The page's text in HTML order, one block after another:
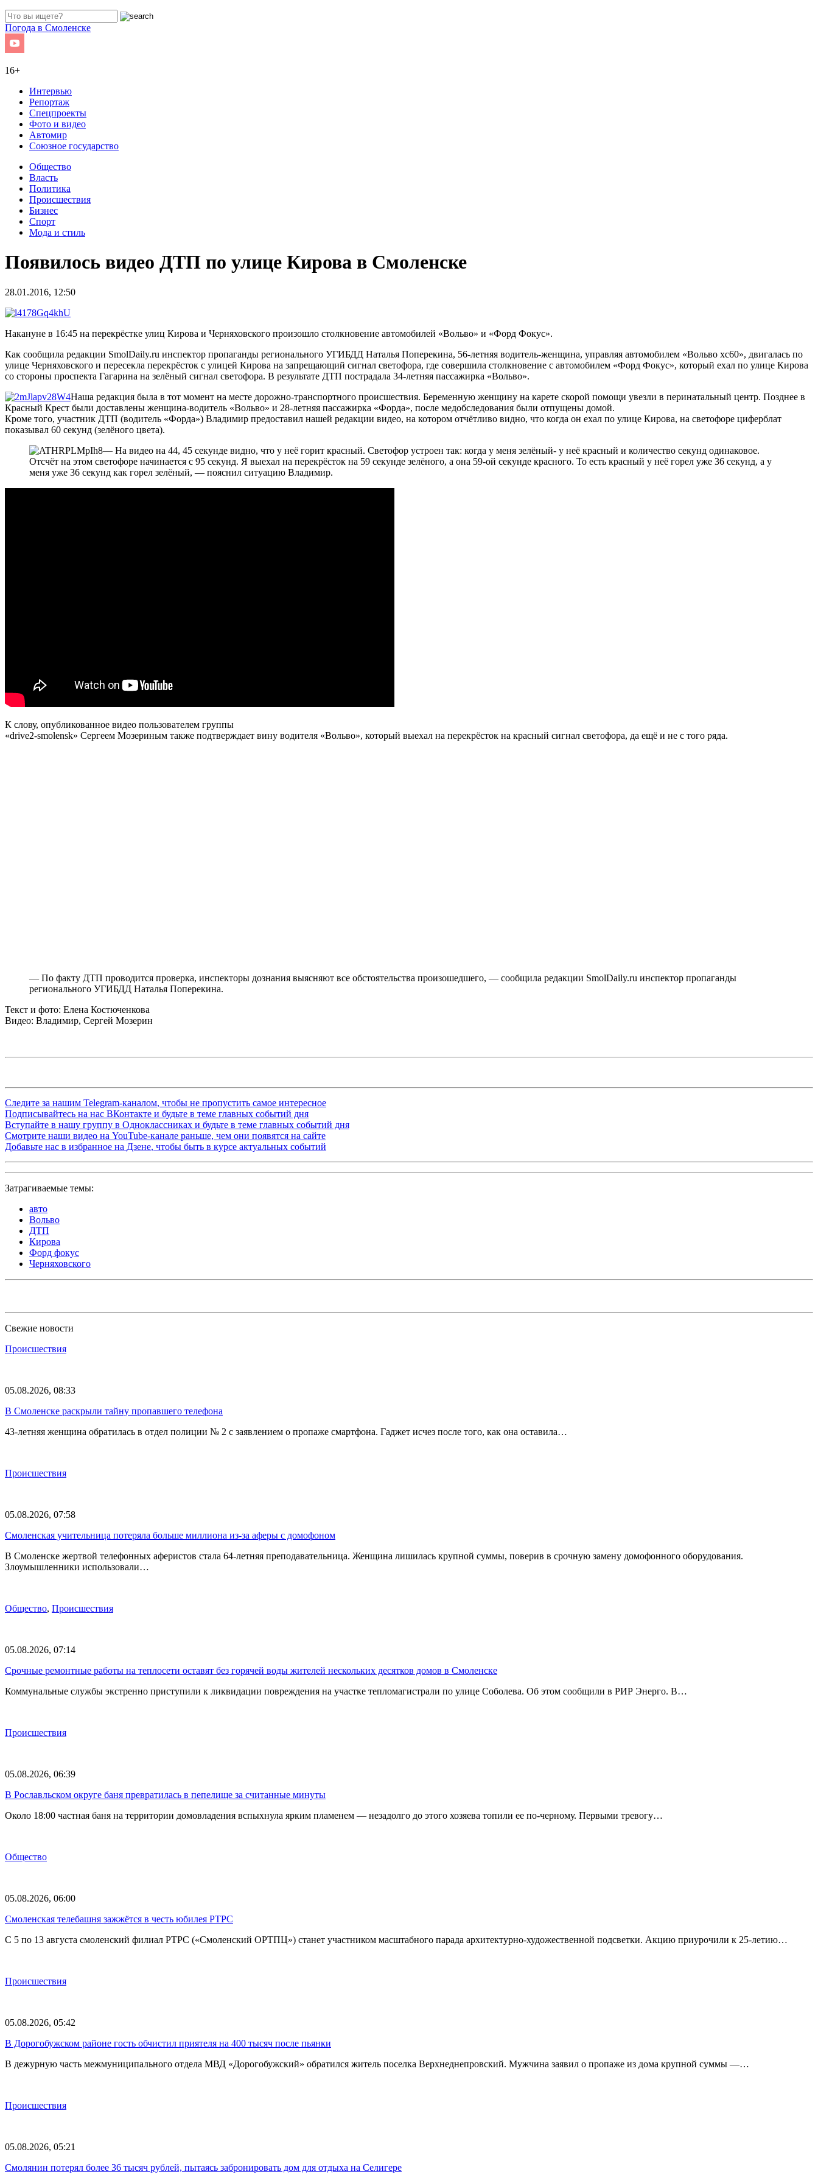
Погода в Смоленске
16+
Интервью
Репортаж
Спецпроекты
Фото и видео
Автомир
Союзное государство
Общество
Власть
Политика
Происшествия
Бизнес
Спорт
Мода и стиль
Появилось видео ДТП по улице Кирова в Смоленске
28.01.2016, 12:50
Накануне в 16:45 на перекрёстке улиц Кирова и Черняховского произошло столкновение автомобилей «Вольво» и «Форд Фокус».
Как сообщила редакции SmolDaily.ru инспектор пропаганды регионального УГИБДД Наталья Поперекина, 56-летняя водитель-женщина, управляя автомобилем «Вольво хс60», двигалась по
улице Черняховского и пересекла перекрёсток с улицей Кирова на запрещающий сигнал светофора, где совершила столкновение с автомобилем «Форд Фокус», который ехал по улице Кирова
со стороны проспекта Гагарина на зелёный сигнал светофора. В результате ДТП пострадала 34-летняя пассажирка «Вольво».
Наша редакция была в тот момент на месте дорожно-транспортного происшествия. Беременную женщину на карете скорой помощи увезли в перинатальный центр. Позднее в
Красный Крест были доставлены женщина-водитель «Вольво» и 28-летняя пассажирка «Форда», после медобследования были отпущены домой.
Кроме того, участник ДТП (водитель «Форда») Владимир предоставил нашей редакции видео, на котором отчётливо видно, что когда он ехал по улице Кирова, на светофоре циферблат
показывал 60 секунд (зелёного цвета).
— На видео на 44, 45 секунде видно, что у неё горит красный. Светофор устроен так: когда у меня зелёный- у неё красный и количество секунд одинаковое.
Отсчёт на этом светофоре начинается с 95 секунд. Я выехал на перекрёсток на 59 секунде зелёного, а она 59-ой секунде красного. То есть красный у неё горел уже 36 секунд, а у
меня уже 36 секунд как горел зелёный, — пояснил ситуацию Владимир.
К слову, опубликованное видео пользователем группы
«drive2-smolensk» Сергеем Мозериным также подтверждает вину водителя «Вольво», который выехал на перекрёсток на красный сигнал светофора, да ещё и не с того ряда.
— По факту ДТП проводится проверка, инспекторы дознания выясняют все обстоятельства произошедшего, — сообщила редакции SmolDaily.ru инспектор пропаганды
регионального УГИБДД Наталья Поперекина.
Текст и фото: Елена Костюченкова
Видео: Владимир, Сергей Мозерин
Следите за нашим Telegram-каналом, чтобы не пропустить самое интересное
Подписывайтесь на нас ВКонтакте и будьте в теме главных событий дня
Вступайте в нашу группу в Одноклассниках и будьте в теме главных событий дня
Смотрите наши видео на YouTube-канале раньше, чем они появятся на сайте
Добавьте нас в избранное на Дзене, чтобы быть в курсе актуальных событий
Затрагиваемые темы:
авто
Вольво
ДТП
Кирова
Форд фокус
Черняховского
Свежие новости
Происшествия
05.08.2026, 08:33
В Смоленске раскрыли тайну пропавшего телефона
43-летняя женщина обратилась в отдел полиции № 2 с заявлением о пропаже смартфона. Гаджет исчез после того, как она оставила…
Происшествия
05.08.2026, 07:58
Смоленская учительница потеряла больше миллиона из-за аферы с домофоном
В Смоленске жертвой телефонных аферистов стала 64-летняя преподавательница. Женщина лишилась крупной суммы, поверив в срочную замену домофонного оборудования.
Злоумышленники использовали…
Общество, Происшествия
05.08.2026, 07:14
Срочные ремонтные работы на теплосети оставят без горячей воды жителей нескольких десятков домов в Смоленске
Коммунальные службы экстренно приступили к ликвидации повреждения на участке тепломагистрали по улице Соболева. Об этом сообщили в РИР Энерго. В…
Происшествия
05.08.2026, 06:39
В Рославльском округе баня превратилась в пепелище за считанные минуты
Около 18:00 частная баня на территории домовладения вспыхнула ярким пламенем — незадолго до этого хозяева топили ее по-черному. Первыми тревогу…
Общество
05.08.2026, 06:00
Смоленская телебашня зажжётся в честь юбилея РТРС
С 5 по 13 августа смоленский филиал РТРС («Смоленский ОРТПЦ») станет участником масштабного парада архитектурно-художественной подсветки. Акцию приурочили к 25-летию…
Происшествия
05.08.2026, 05:42
В Дорогобужском районе гость обчистил приятеля на 400 тысяч после пьянки
В дежурную часть межмуниципального отдела МВД «Дорогобужский» обратился житель поселка Верхнеднепровский. Мужчина заявил о пропаже из дома крупной суммы —…
Происшествия
05.08.2026, 05:21
Смолянин потерял более 36 тысяч рублей, пытаясь забронировать дом для отдыха на Селигере